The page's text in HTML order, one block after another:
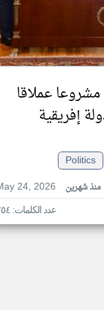
عملاقا
إفريقية
Politics
24, 2026
منذ شهرين
عدد الكلمات: ٢٥٤